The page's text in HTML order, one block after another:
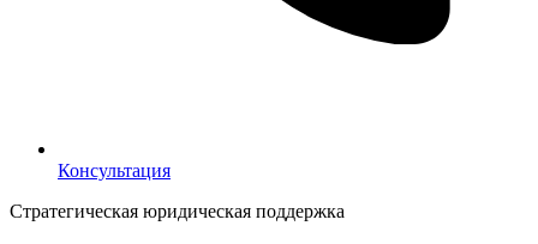
Консультация
Консультация
Стратегическая юридическая поддержка